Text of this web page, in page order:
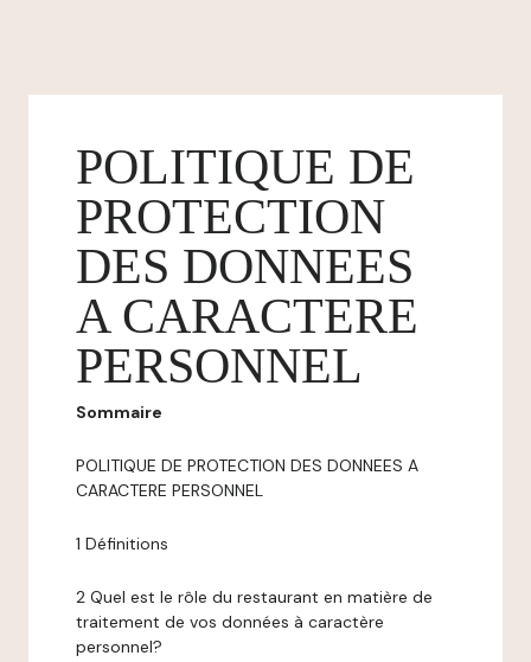
POLITIQUE DE
PROTECTION
DES DONNEES
A CARACTERE
PERSONNEL
Sommaire
POLITIQUE DE PROTECTION DES DONNEES A
CARACTERE PERSONNEL
1 Définitions
2 Quel est le rôle du restaurant en matière de
traitement de vos données à caractère
personnel?